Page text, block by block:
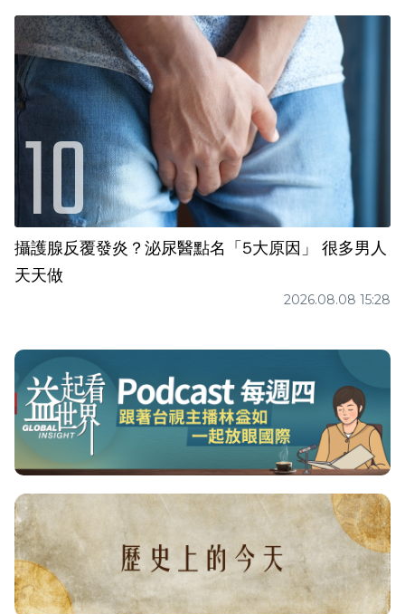
攝護腺反覆發炎？泌尿醫點名「5大原因」 很多男人
天天做
2026.08.08 15:28